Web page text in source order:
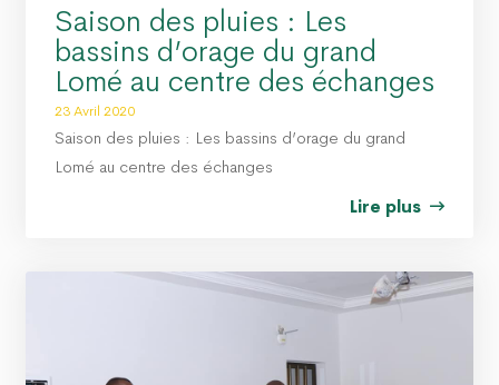
Saison des pluies : Les
bassins d’orage du grand
Lomé au centre des échanges
23 Avril 2020
Saison des pluies : Les bassins d’orage du grand
Lomé au centre des échanges
Lire plus